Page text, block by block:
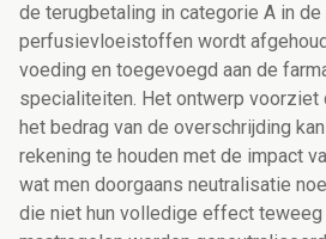
de terugbetaling in categorie A in de
perfusievloeistoffen wordt
voeding en toegevoegd aan de
specialiteiten. Het ontwerp voorziet
het bedrag van de overschrijding
rekening te houden met de impact
wat men doorgaans neutralisatie
die niet hun volledige effect teweeg